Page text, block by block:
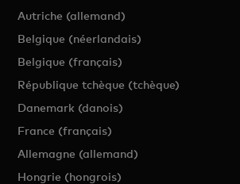
Autriche (allemand)
Belgique (néerlandais)
Belgique (français)
République tchèque (tchèque)
Danemark (danois)
France (français)
Allemagne (allemand)
Hongrie (hongrois)